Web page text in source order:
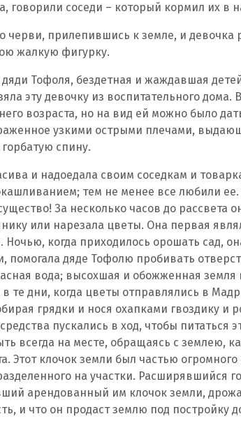
говорили соседи – который кормил их в
черви, прилепившись к земле, и девочка
жалкую фигурку.
Тофоля, бездетная и жаждавшая
эту девочку из воспитательного дома.
возраста, но на вид ей можно было
узкими острыми плечами,
спину.
и надоедала своим соседкам и
тем не менее все любили
За несколько часов до рассвета
или нарезала цветы. Она первая
Ночью, когда приходилось орошать сад,
помогала дяде Тофолю пробивать
вода; высохшая и обожженная земля
те дни, когда цветы отправлялись в
грядки и нося охапками гвоздику и
пускались в ход, чтобы питаться
всегда на месте, обращаясь с землею,
Этот клочок земли был частью
на участки. Расширявшийся
арендованный им клочок земли,
и что он продаст землю под постройку